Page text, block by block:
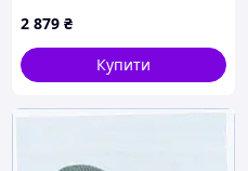
T26B07377
2 879 ₴
Купити